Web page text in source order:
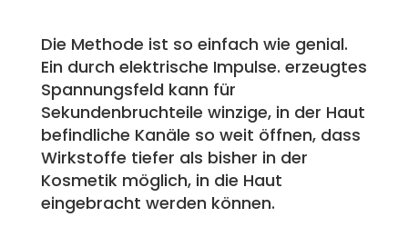
Die Methode ist so einfach wie genial.
Ein durch elektrische Impulse. erzeugtes
Spannungsfeld kann für
Sekundenbruchteile winzige, in der Haut
befindliche Kanäle so weit öffnen, dass
Wirkstoffe tiefer als bisher in der
Kosmetik möglich, in die Haut
eingebracht werden können.